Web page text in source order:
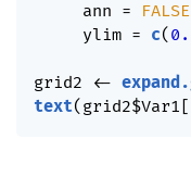
     ann
= FALSE
     ylim
= c(
grid2 <-
text( grid2$Var1 [